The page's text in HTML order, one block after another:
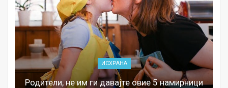
ИСХРАНА
Родители, не им ги давајте овие 5 намирници